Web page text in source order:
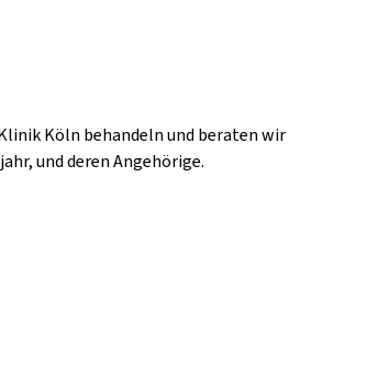
Köln behandeln und beraten wir
und deren Angehörige.